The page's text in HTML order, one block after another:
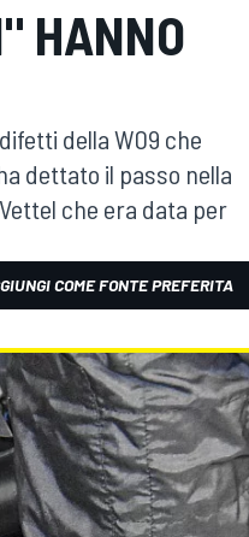
HANNO
della W09 che
dettato il passo nella
che era data per
COME FONTE PREFERITA